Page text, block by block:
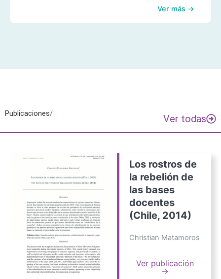
Ver más →
Publicaciones/ Ver todas
Los rostros de
la rebelión de
las bases
docentes
(Chile, 2014)
Christian Matamoros
Ver publicación
→